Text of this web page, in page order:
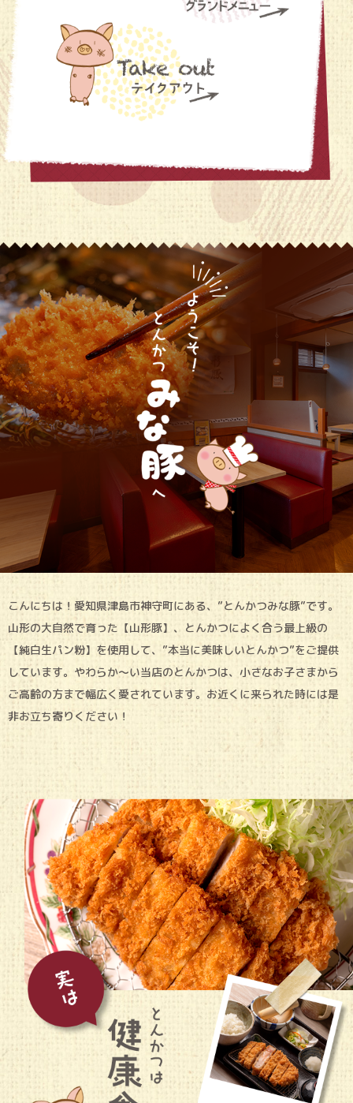
こんにちは！愛知県津島市神守町にある、”とんかつみな豚”です。
山形の大自然で育った【山形豚】、とんかつによく合う最上級の
【純白生パン粉】を使用して、”本当に美味しいとんかつ”をご提供
しています。やわらか～い当店のとんかつは、小さなお子さまから
ご高齢の方まで幅広く愛されています。お近くに来られた時には是
非お立ち寄りください！